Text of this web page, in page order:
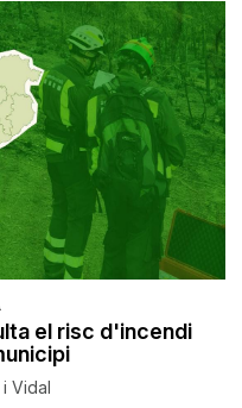
el risc d'incendi
Vidal